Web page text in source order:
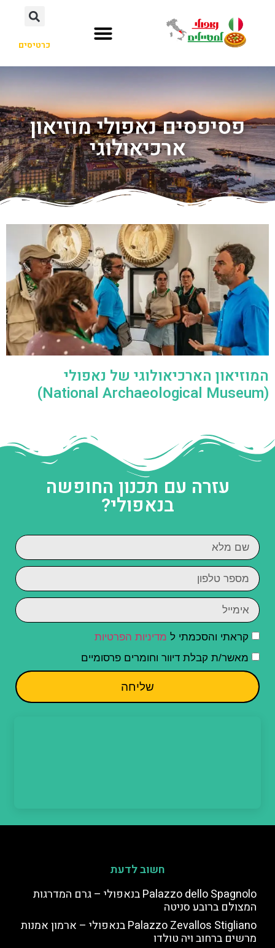
כרטיסים
פסיפסים נאפולי מוזיאון
ארכיאולוגי
המוזיאון הארכיאולוגי של נאפולי
(National Archaeological Museum)
עזרה עם תכנון החופשה
בנאפולי?
קראתי והסכמתי ל מדיניות הפרטיות
מאשר/ת קבלת דיוור וחומרים פרסומיים
שליחה
חשוב לדעת
Palazzo dello Spagnolo בנאפולי – גרם המדרגות
המצולם ברובע סניטה
Palazzo Zevallos Stigliano בנאפולי – ארמון אמנות
מרשים ברחוב ויה טולדו